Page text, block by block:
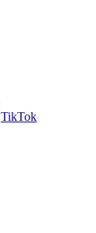
TikTok